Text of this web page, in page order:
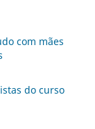
com mães
do curso